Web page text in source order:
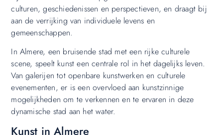
culturen, geschiedenissen en perspectieven, en draagt bij
aan de verrijking van individuele levens en
gemeenschappen.
In Almere, een bruisende stad met een rijke culturele
scene, speelt kunst een centrale rol in het dagelijks leven.
Van galerijen tot openbare kunstwerken en culturele
evenementen, er is een overvloed aan kunstzinnige
mogelijkheden om te verkennen en te ervaren in deze
dynamische stad aan het water.
Kunst in Almere